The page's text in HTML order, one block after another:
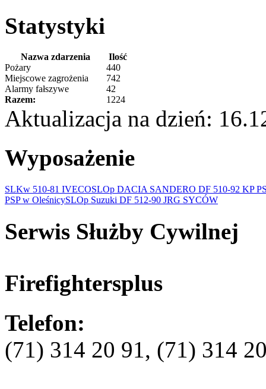
Statystyki
Nazwa zdarzenia
Ilość
Pożary
440
Miejscowe zagrożenia
742
Alarmy fałszywe
42
Razem:
1224
Aktualizacja na dzień:
Wyposażenie
SLKw 510-81 IVECOSLOp DACIA SANDERO DF 510-92 KP
PSP w OleśnicySLOp Suzuki DF 512-90 JRG SYCÓW
Serwis Służby Cywilnej
Firefightersplus
Telefon:
(71) 314 20 91, (71) 314